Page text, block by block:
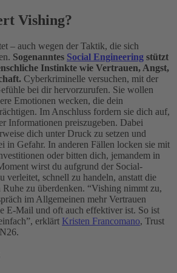
Vishing?
– auch wegen der Taktik, die sich
Sogenanntes Social Engineering stützt
Instinkte wie Vertrauen, Angst,
Cyberkriminelle versuchen, mit der
bei dir hervorzurufen. Sie wollen
Emotionen wecken, die dein
Im Anschluss fordern sie dich auf,
Informationen preiszugeben. Dabei
dich unter Druck zu setzen und
in Gefahr. In anderen Fällen locken sie mit
oder bitten dich, jemandem in
wirst du aufgrund der Social-
verleitet, schnell zu handeln, anstatt die
zu überdenken. “Vishing nimmt zu,
im Allgemeinen mehr Vertrauen
E-Mail und oft auch effektiver ist. So ist
erklärt Kristen Francomano, Trust